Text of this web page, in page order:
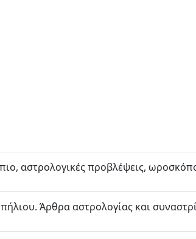
αστρολογικές προβλέψεις,
Άρθρα αστρολογίας και